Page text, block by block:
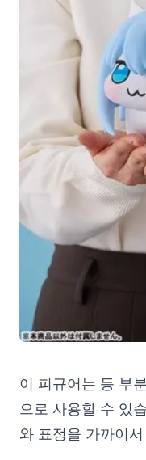
이 피규어는 등 부
으로 사용할 수 있
와 표정을 가까이